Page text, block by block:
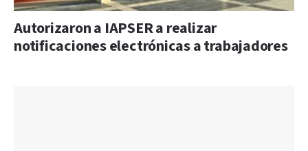
Autorizaron a IAPSER a realizar
notificaciones electrónicas a trabajadores